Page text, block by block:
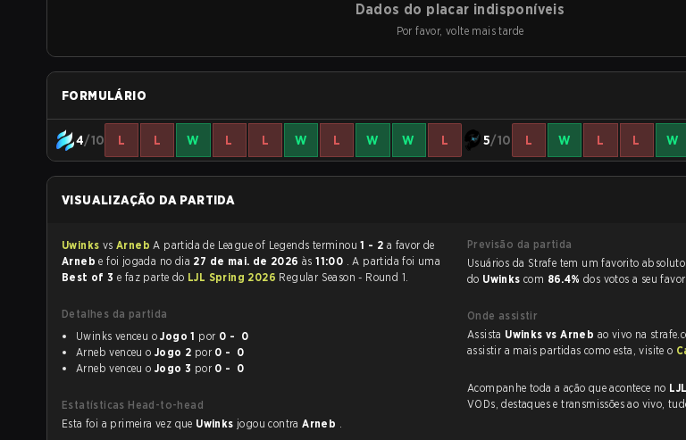
Dados do placar indisponíveis
Por favor, volte mais tarde
FORMULÁRIO
4/10 L L W L L W L W W L 5/10 L W L L W
VISUALIZAÇÃO DA PARTIDA
Uwinks vs Arneb A partida de League of Legends terminou1 - 2 a favor de
Arneb
e foi jogada no dia 27 de mai. de 2026 às11:00 . A partida foi uma
Best of 3 e faz parte do LJL Spring 2026 Regular Season - Round 1.
Detalhes da partida
Uwinks venceu oJogo 1 por
0 - 0
Arneb venceu o Jogo 2 por
0 - 0
Arneb venceu o Jogo 3 por 0 - 0
Estatísticas Head-to-head
Esta foi a primeira vez que Uwinks jogou contraArneb .
Previsão da partida
Usuários da Strafe tem um favorito absoluto para a partida, e preveem a vitória
do Uwinks com 86.4% dos votos a seu
Onde assistir
Assista Uwinks vs Arneb ao vivo na
assistir a mais partidas como esta, visite o
Acompanhe toda a ação que acontece no
VODs, destaques e transmissões ao vivo,